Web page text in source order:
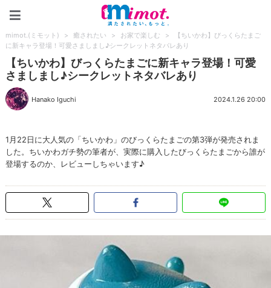
mimot.(ミモット) > 癒されたい > お家で楽しむ >
【ちいかわ】びっくらたまご
に新キャラ登場！可愛さましまし♪シークレットネタバレあり
【ちいかわ】びっくらたまごに新キャラ登場！可愛
さましまし♪シークレットネタバレあり
Hanako Iguchi 2024.1.26 20:00
1月22日に大人気の「ちいかわ」のびっくらたまごの第3弾が発売されま
した。ちいかわガチ勢の筆者が、実際に購入したびっくらたまごから誰が
登場するのか、レビューしちゃいます♪